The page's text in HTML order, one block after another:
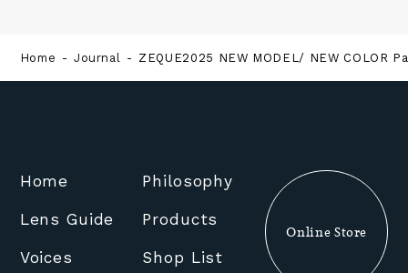
Home Journal ZEQUE2025 NEW MODEL/ NEW COLOR
Home Philosophy
Lens Guide Products
Voices Shop List
Online Store